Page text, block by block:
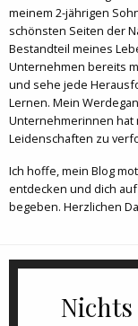
meinem 2-jährigen
schönsten Seiten der
Bestandteil meines
Unternehmen bereits
und sehe jede
Lernen. Mein
Unternehmerinnen hat
Leidenschaften zu
Ich hoffe, mein Blog
entdecken und dich
begeben. Herzlichen